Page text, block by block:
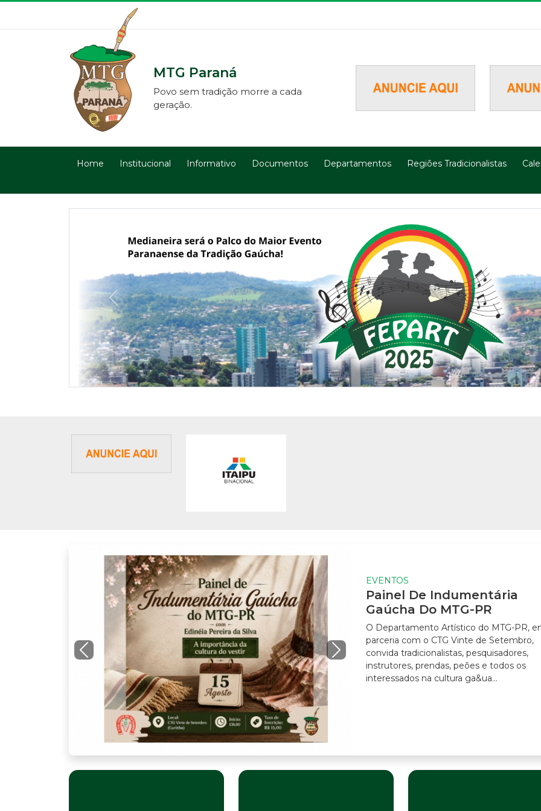
MTG Paraná
Povo sem tradição morre a cada
geração.
Home Institucional Informativo Documentos Departamentos Regiões Tradicionalistas
Previous
Painel De Indumentária
Gaúcha Do MTG-PR
O Departamento Artístico do MTG-PR, em
parceria com o CTG Vinte de Setembro,
convida tradicionalistas, pesquisadores,
instrutores, prendas, peões e todos os
interessados na cultura ga&ua...